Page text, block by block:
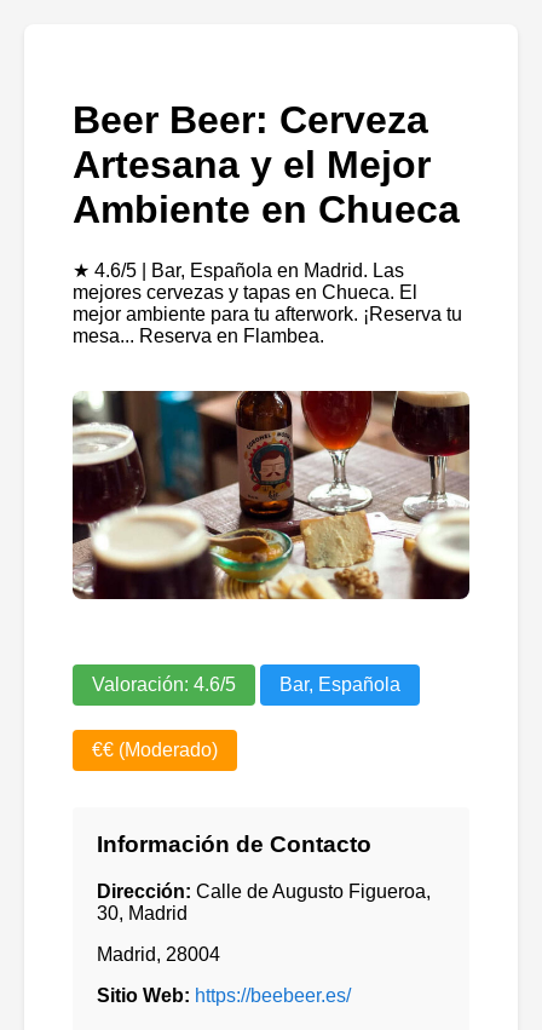
Beer Beer: Cerveza
Artesana y el Mejor
Ambiente en Chueca
★ 4.6/5 | Bar, Española en Madrid. Las
mejores cervezas y tapas en Chueca. El
mejor ambiente para tu afterwork. ¡Reserva tu
mesa... Reserva en Flambea.
Valoración: 4.6/5 Bar, Española
€€ (Moderado)
Información de Contacto
Dirección: Calle de Augusto Figueroa,
30, Madrid
Madrid, 28004
Sitio Web: https://beebeer.es/